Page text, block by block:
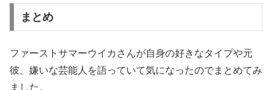
まとめ
ファーストサマーウイカさんが自身の好きなタイプや元
彼、嫌いな芸能人を語っていて気になったのでまとめてみ
ました。